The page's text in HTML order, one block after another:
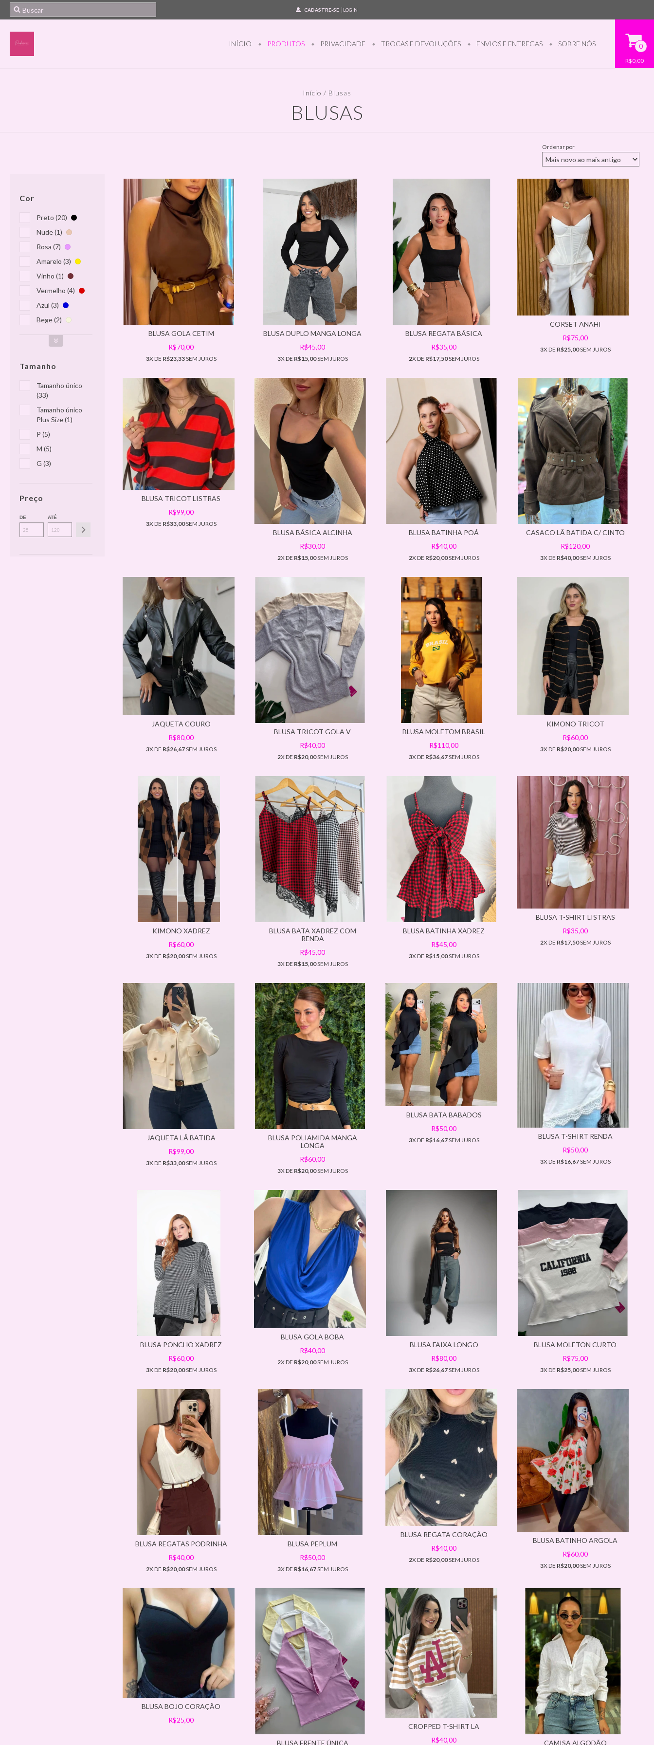
CADASTRE-SE LOGIN
INÍCIO PRODUTOS PRIVACIDADE TROCAS E DEVOLUÇÕES ENVIOS E ENTREGAS SOBRE NÓS 0
R$0,00
Início / Blusas
BLUSAS
Ordenar por
Cor
Preto (20)
Nude (1)
Rosa (7)
Amarelo (3)
Vinho (1)
Vermelho (4)
Azul (3)
Bege (2)
Tamanho
Tamanho único
(33)
Tamanho único
Plus Size (1)
P (5)
M (5)
G (3)
Preço
DE ATÉ
BLUSA GOLA CETIM
R$70,00
3X DE R$23,33SEM JUROS
BLUSA DUPLO MANGA LONGA
R$45,00
3X DE R$15,00SEM JUROS
BLUSA REGATA BÁSICA
R$35,00
2X DE R$17,50SEM JUROS
CORSET ANAHI
R$75,00
3X DE R$25,00SEM JUROS
BLUSA TRICOT LISTRAS
R$99,00
3X DE R$33,00SEM JUROS
BLUSA BÁSICA ALCINHA
R$30,00
2X DE R$15,00SEM JUROS
BLUSA BATINHA POÁ
R$40,00
2X DE R$20,00SEM JUROS
CASACO LÃ BATIDA C/ CINTO
R$120,00
3X DE R$40,00SEM JUROS
JAQUETA COURO
R$80,00
3X DE R$26,67SEM JUROS
BLUSA TRICOT GOLA V
R$40,00
2X DE R$20,00SEM JUROS
BLUSA MOLETOM BRASIL
R$110,00
3X DE R$36,67SEM JUROS
KIMONO TRICOT
R$60,00
3X DE R$20,00SEM JUROS
KIMONO XADREZ
R$60,00
3X DE R$20,00SEM JUROS
BLUSA BATA XADREZ COM
RENDA
R$45,00
3X DE R$15,00SEM JUROS
BLUSA BATINHA XADREZ
R$45,00
3X DE R$15,00SEM JUROS
BLUSA T-SHIRT LISTRAS
R$35,00
2X DE R$17,50SEM JUROS
JAQUETA LÃ BATIDA
R$99,00
3X DE R$33,00SEM JUROS
BLUSA POLIAMIDA MANGA
LONGA
R$60,00
3X DE R$20,00SEM JUROS
BLUSA BATA BABADOS
R$50,00
3X DE R$16,67SEM JUROS
BLUSA T-SHIRT RENDA
R$50,00
3X DE R$16,67SEM JUROS
BLUSA PONCHO XADREZ
R$60,00
3X DE R$20,00SEM JUROS
BLUSA GOLA BOBA
R$40,00
2X DE R$20,00SEM JUROS
BLUSA FAIXA LONGO
R$80,00
3X DE R$26,67SEM JUROS
BLUSA MOLETON CURTO
R$75,00
3X DE R$25,00SEM JUROS
BLUSA REGATAS PODRINHA
R$40,00
2X DE R$20,00SEM JUROS
BLUSA PEPLUM
R$50,00
3X DE R$16,67SEM JUROS
BLUSA REGATA CORAÇÃO
R$40,00
2X DE R$20,00SEM JUROS
BLUSA BATINHO ARGOLA
R$60,00
3X DE R$20,00SEM JUROS
BLUSA BOJO CORAÇÃO
R$25,00
BLUSA FRENTE ÚNICA
CROPPED T-SHIRT LA
R$40,00
CAMISA ALGODÃO